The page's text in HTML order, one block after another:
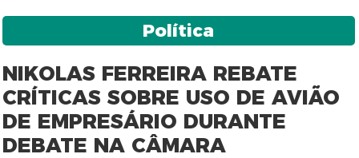
Política
NIKOLAS FERREIRA REBATE
CRÍTICAS SOBRE USO DE AVIÃO
DE EMPRESÁRIO DURANTE
DEBATE NA CÂMARA